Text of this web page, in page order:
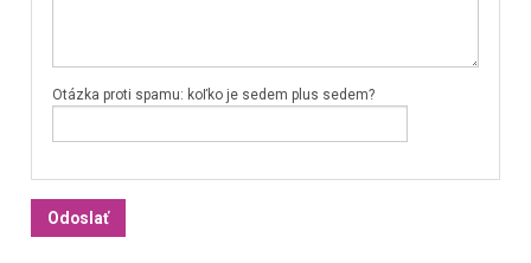
Otázka proti spamu: koľko je sedem plus sedem?